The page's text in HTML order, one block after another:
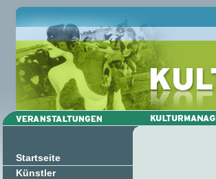
Startseite
Künstler